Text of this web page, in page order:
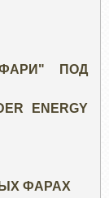
ПОД
ENERGY
ФАРАХ